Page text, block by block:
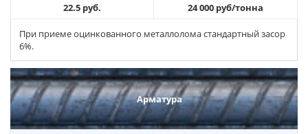
22.5 руб. 24 000 руб/тонна
При приеме оцинкованного металлолома стандартный засор
6%.
Арматура